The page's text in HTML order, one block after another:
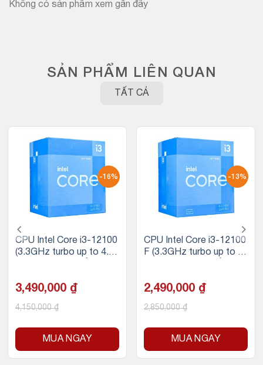
Không có sản phẩm xem gần đây
SẢN PHẨM LIÊN QUAN
TẤT CẢ
-16%
CPU Intel Core i3-12100
(3.3GHz turbo up to 4.3
et Intel LGA 1700)
3,490,000 ₫
4,150,000₫
MUA NGAY
-13%
CPU Intel Core i3-12100
F (3.3GHz turbo up to 4.
2,490,000 ₫
2,850,000₫
MUA NGAY